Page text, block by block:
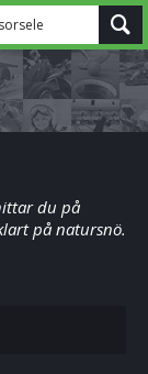
du på
på natursnö.